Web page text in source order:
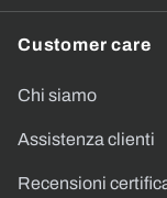
Customer care
Chi siamo
Assistenza clienti
Recensioni